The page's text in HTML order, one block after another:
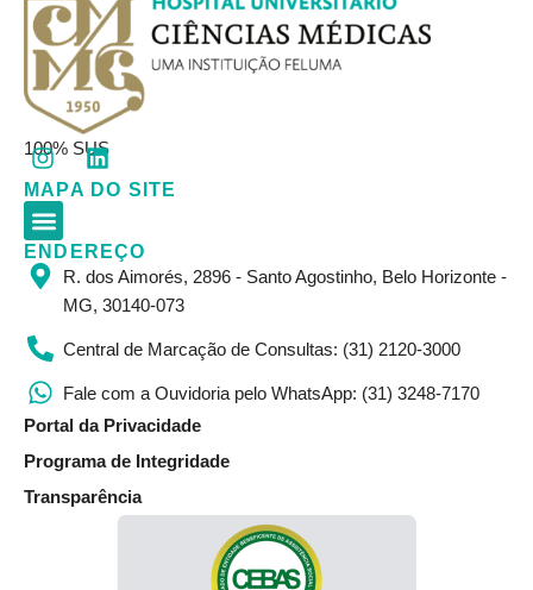
100% SUS
I
n
s
t
a
g
r
L
i
n
e
d
n
MAPA DO SITE
ENDEREÇO
R. dos Aimorés, 2896 - Santo Agostinho, Belo Horizonte -
MG, 30140-073
Central de Marcação de Consultas: (31) 2120-3000
Fale com a Ouvidoria pelo WhatsApp: (31) 3248-7170
Portal da Privacidade
Programa de Integridade
Transparência